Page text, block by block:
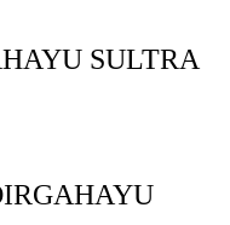
SULTRA